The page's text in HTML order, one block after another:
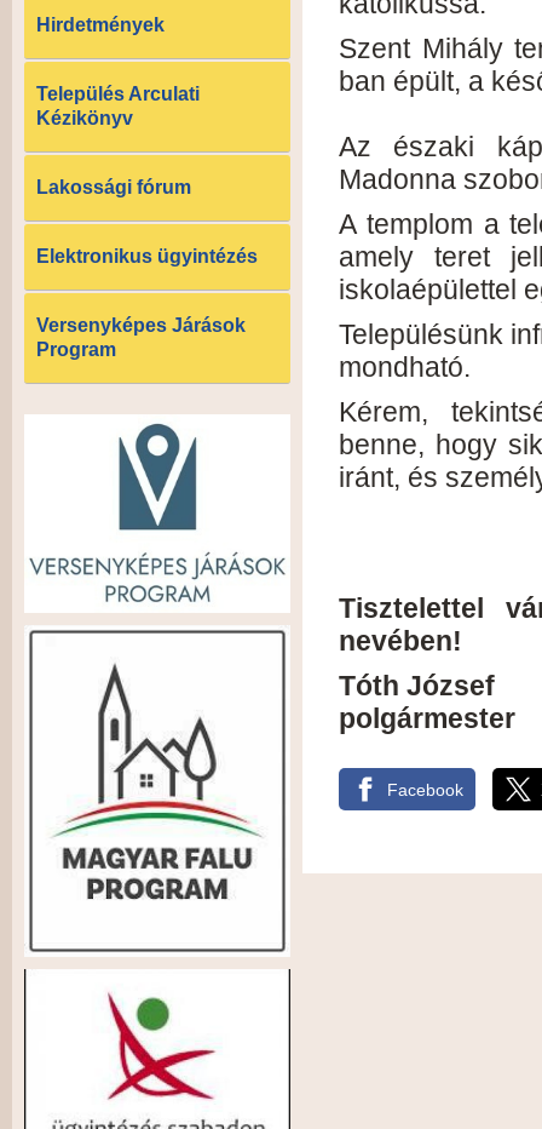
Hirdetmények
Település Arculati
Kézikönyv
Lakossági fórum
Elektronikus ügyintézés
Versenyképes Járások
Program
Szent Mihály
ban épült, a
Az északi
Madonna
A templom a
amely teret
iskolaépülettel
Településünk
mondható.
Kérem,
benne, hogy
iránt, és
Tisztelettel
nevében!
Tóth József
polgármester
Facebook